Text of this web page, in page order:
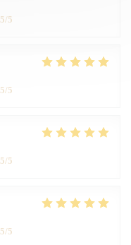
5/5
5/5
5/5
5/5